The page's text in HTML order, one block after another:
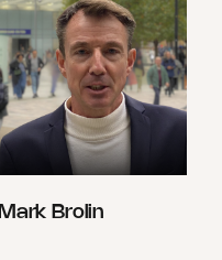
Mark Brolin